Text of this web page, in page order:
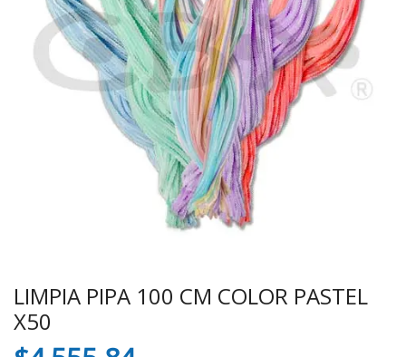
LIMPIA PIPA 100 CM COLOR PASTEL
X50